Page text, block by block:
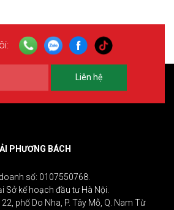
Liên hệ
PHƯƠNG BÁCH
số: 0107550768.
Sở kế hoạch đầu tư Hà Nội.
phố Do Nha, P. Tây Mỗ, Q. Nam Từ